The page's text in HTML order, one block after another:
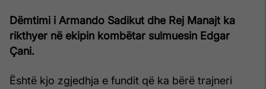
Dëmtimi i Armando Sadikut dhe Rej Manajt ka
rikthyer në ekipin kombëtar sulmuesin Edgar
Çani.
Është kjo zgjedhja e fundit që ka bërë trajneri